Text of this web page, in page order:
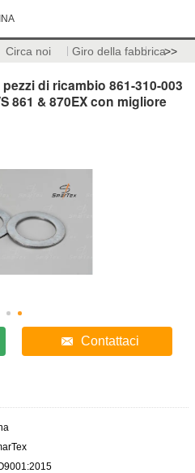
Circa noi Giro della fabbrica>>
di ricambio 861-310-003
861 & 870EX con migliore
Contattaci